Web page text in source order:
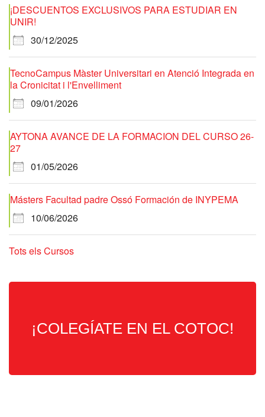
¡DESCUENTOS EXCLUSIVOS PARA ESTUDIAR EN
UNIR!
30/12/2025
TecnoCampus Màster Universitari en Atenció Integrada en
la Cronicitat i l'Envelliment
09/01/2026
AYTONA AVANCE DE LA FORMACION DEL CURSO 26-
27
01/05/2026
Másters Facultad padre Ossó Formación de INYPEMA
10/06/2026
Tots els Cursos
¡COLEGÍATE EN EL COTOC!